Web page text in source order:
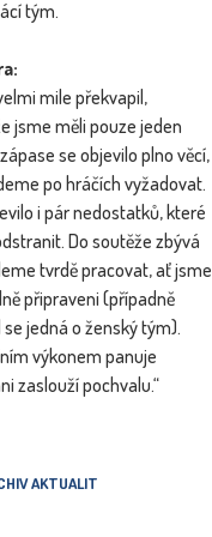
tým.
mile překvapil,
jsme měli pouze jeden
se objevilo plno věcí,
po hráčích vyžadovat.
i pár nedostatků, které
Do soutěže zbývá
tvrdě pracovat, ať jsme
připraveni (případně
se jedná o ženský tým).
výkonem panuje
zaslouží pochvalu.“
AKTUALIT